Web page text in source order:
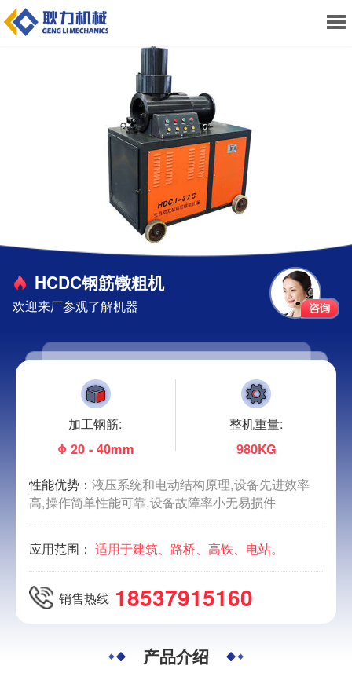
HCDC钢筋镦粗机
欢迎来厂参观了解机器
加工钢筋:
Φ 20 - 40mm
整机重量:
980KG
性能优势：液压系统和电动结构原理,设备先进效率
高,操作简单性能可靠,设备故障率小无易损件
应用范围： 适用于建筑、路桥、高铁、电站。
销售热线 18537915160
产品介绍